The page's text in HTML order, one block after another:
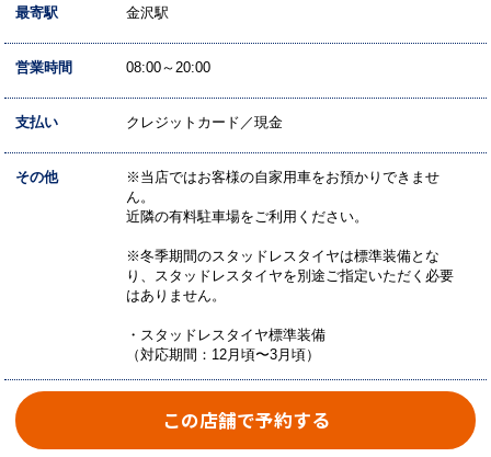
最寄駅 金沢駅
営業時間 08:00～20:00
支払い クレジットカード／現金
その他
※当店ではお客様の自家用車をお預かりできませ
ん。
近隣の有料駐車場をご利用ください。
※冬季期間のスタッドレスタイヤは標準装備とな
り、スタッドレスタイヤを別途ご指定いただく必要
はありません。
・スタッドレスタイヤ標準装備
（対応期間：12月頃〜3月頃）
この店舗で予約する